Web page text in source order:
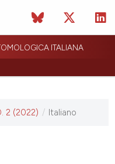
ITALIANA
2 (2022) / Italiano